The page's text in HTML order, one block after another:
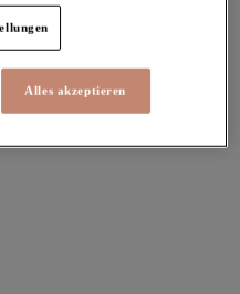
Alles akzeptieren